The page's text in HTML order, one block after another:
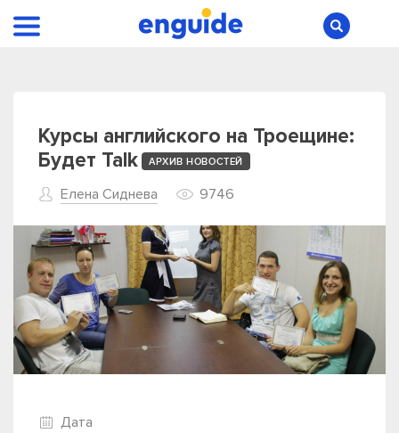
Курсы английского на Троещине:
Будет Talk
АРХИВ НОВОСТЕЙ
Елена Сиднева 9746
Дата